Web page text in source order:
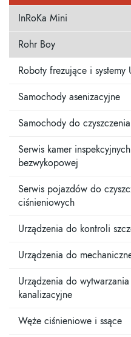
InRoKa Mini
Rohr Boy
Roboty frezujące i systemy
Samochody asenizacyjne
Samochody do
Serwis kamer
bezwykopowej
Serwis pojazdów do
ciśnieniowych
Urządzenia do kontroli
Urządzenia do
Urządzenia do
kanalizacyjne
Węże ciśnieniowe i ssące